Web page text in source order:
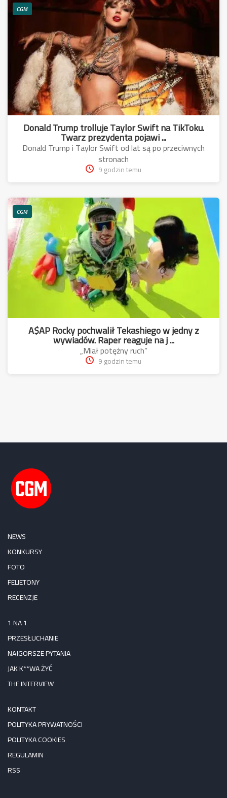
CGM
Donald Trump trolluje Taylor Swift na TikToku.
Twarz prezydenta pojawi ...
Donald Trump i Taylor Swift od lat są po przeciwnych
stronach
9 godzin temu
CGM
A$AP Rocky pochwalił Tekashiego w jedny z
wywiadów. Raper reaguje na j ...
„Miał potężny ruch”
9 godzin temu
NEWS
KONKURSY
FOTO
FELIETONY
RECENZJE
1 NA 1
PRZESŁUCHANIE
NAJGORSZE PYTANIA
JAK K**WA ŻYĆ
THE INTERVIEW
KONTAKT
POLITYKA PRYWATNOŚCI
POLITYKA COOKIES
REGULAMIN
RSS